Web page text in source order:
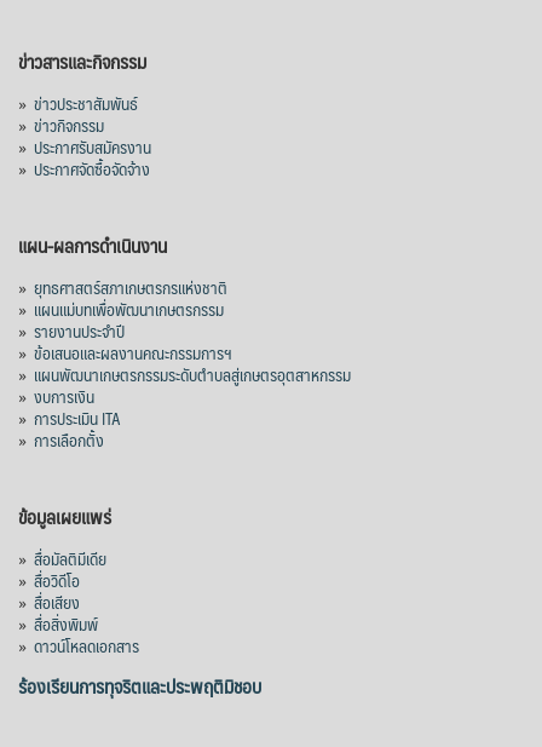
ข่าวสารและกิจกรรม
» ข่าวประชาสัมพันธ์
» ข่าวกิจกรรม
» ประกาศรับสมัครงาน
» ประกาศจัดซื้อจัดจ้าง
แผน-ผลการดำเนินงาน
» ยุทธศาสตร์สภาเกษตรกรแห่งชาติ
» แผนแม่บทเพื่อพัฒนาเกษตรกรรม
» รายงานประจำปี
» ข้อเสนอและผลงานคณะกรรมการฯ
» แผนพัฒนาเกษตรกรรมระดับตำบลสู่เกษตรอุตสาหกรรม
» งบการเงิน
» การประเมิน ITA
» การเลือกตั้ง
ข้อมูลเผยแพร่
» สื่อมัลติมีเดีย
» สื่อวิดีโอ
» สื่อเสียง
» สื่อสิ่งพิมพ์
» ดาวน์โหลดเอกสาร
ร้องเรียนการทุจริตและประพฤติมิชอบ